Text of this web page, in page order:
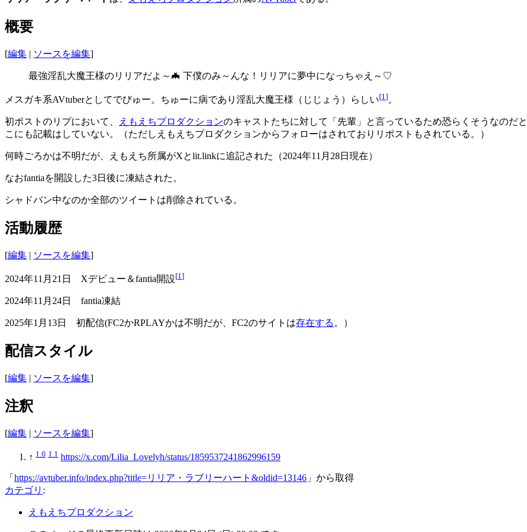
概要
[編集 | ソースを編集]
最強淫乱大魔王様のリリアだよ～🦇 下僕のみ～んな！リリアに夢中になっちゃえ～♡
メスガキ系AVtuberとしてでびゅー。ちゅーに病であり淫乱大魔王様（じじょう）らしい[1 ]。
初ポストのリプにおいて、 えもえちプロダクションのキャストたちに対して「先輩」と言っているため恐らくそうなのだ
こにも記載はしていない。（ただしえもえちプロダクションからフォローはされておりリポストもされている。）
何時ごろかは不明だが、えもえち所属がXとlit.linkに追記された（2024年11月28日現在）
なおfantiaを開設した3日後に凍結された。
シャドバン中なのか全部のツイートは削除されている。
活動履歴
[編集 | ソースを編集]
2024年11月21日 Xデビュー＆fantia開設[1 ]
2024年11月24日 fantia凍結
2025年1月13日 初配信(FC2かRPLAYかは不明だが、FC2のサイトは存在する 。）
配信スタイル
[編集 | ソースを編集]
注釈
[編集 | ソースを編集]
↑ 1.0 1.1 https://x.com/Lilia_Lovelyh/status/1859537241862996159
「 https://avtuber.info/index.php?title=リリア・ラブリーハート&oldid=13146 」から取得
カテゴリ :
えもえちプロダクション